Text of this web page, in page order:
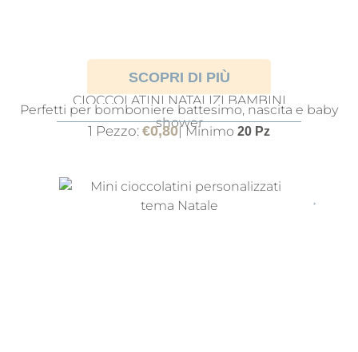
SCOPRI DI PIÙ
CIOCCOLATINI NATALIZI BAMBINI
PERSONALIZZATI PER BATTESIMO
Perfetti per bomboniere battesimo, nascita e baby
shower
1 Pezzo: €0,80| Minimo 20 Pz